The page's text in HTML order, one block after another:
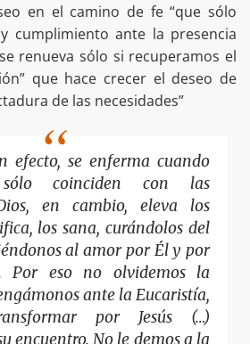
en el camino de fe “que sólo
cumplimiento ante la presencia
renueva sólo si recuperamos el
que hace crecer el deseo de
de las necesidades”
efecto, se enferma cuando
coinciden con las
en cambio, eleva los
los sana, curándolos del
al amor por Él y por
Por eso no olvidemos la
ante la Eucaristía,
por Jesús (…)
encuentro. No le demos a la